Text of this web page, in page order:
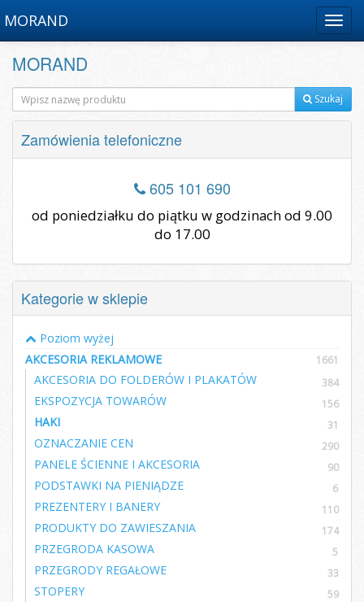
Menu
MORAND
MORAND
Szukaj
Zamówienia telefoniczne
605 101 690
od poniedziałku do piątku w godzinach od 9.00
do 17.00
Kategorie w sklepie
Poziom wyżej
AKCESORIA REKLAMOWE
1661
AKCESORIA DO FOLDERÓW I PLAKATÓW 384
EKSPOZYCJA TOWARÓW 156
HAKI 31
OZNACZANIE CEN 290
PANELE ŚCIENNE I AKCESORIA 90
PODSTAWKI NA PIENIĄDZE 6
PREZENTERY I BANERY 110
PRODUKTY DO ZAWIESZANIA 174
PRZEGRODA KASOWA 5
PRZEGRODY REGAŁOWE 33
STOPERY 59